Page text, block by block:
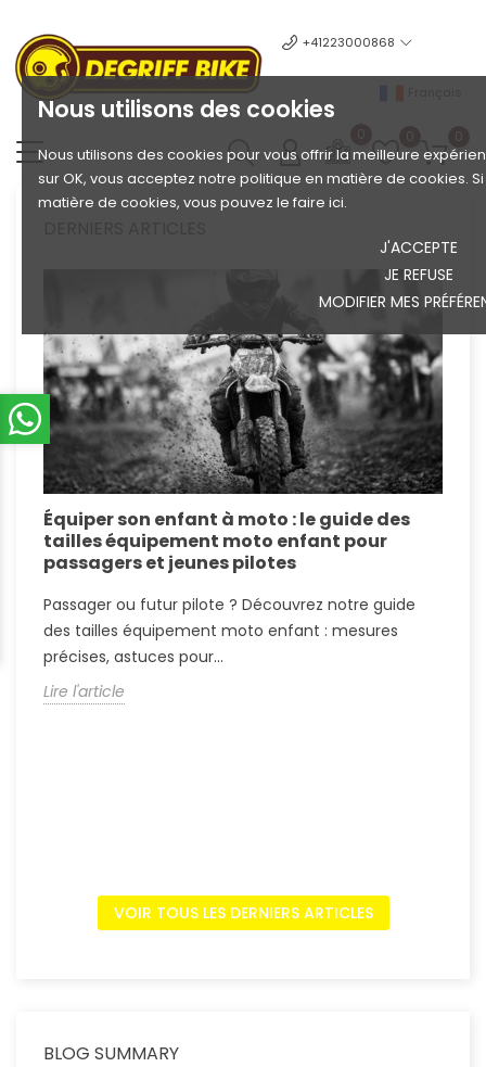
Nous utilisons des cookies
Nous utilisons des cookies pour vous offrir la meilleure
sur OK, vous acceptez notre politique en matière de cookies.
matière de cookies, vous pouvez le faire ici.
J'ACCEPTE
JE REFUSE
MODIFIER MES
+41223000868
Équiper son enfant à moto : le guide des
tailles équipement moto enfant pour
passagers et jeunes pilotes
Passager ou futur pilote ? Découvrez notre guide
des tailles équipement moto enfant : mesures
précises, astuces pour...
Lire l'article
VOIR TOUS LES DERNIERS ARTICLES
BLOG SUMMARY